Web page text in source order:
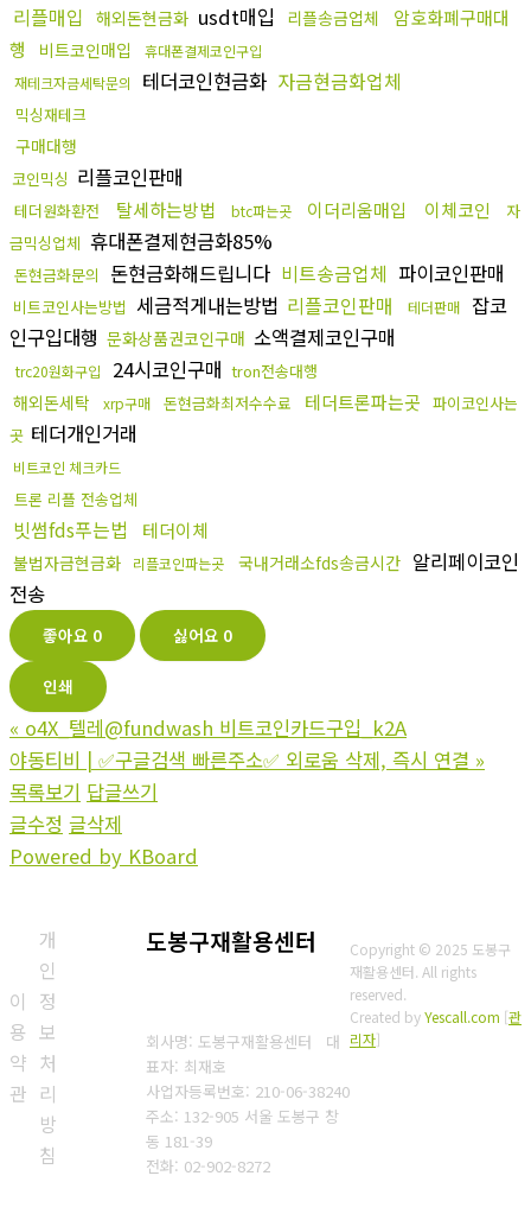
리플매입 해외돈현금화 usdt매입 리플송금업체
암호화폐구매대
행
비트코인매입
휴대폰결제코인구입
재테크자금세탁문의
테더코인현금화 자금현금화업체
믹싱재테크
구매대행
코인믹싱 리플코인판매
테더원화환전 탈세하는방법 btc파는곳 이더리움매입 이체코인
자
금믹싱업체 휴대폰결제현금화85%
돈현금화문의 돈현금화해드립니다 비트송금업체 파이코인판매
비트코인사는방법 세금적게내는방법 리플코인판매 테더판매
잡코
인구입대행 문화상품권코인구매 소액결제코인구매
trc20원화구입 24시코인구매 tron전송대행
해외돈세탁 xrp구매 돈현금화최저수수료 테더트론파는곳 파이코인사는
곳 테더개인거래
비트코인 체크카드
트론 리플 전송업체
빗썸fds푸는법 테더이체
불법자금현금화 리플코인파는곳 국내거래소fds송금시간 알리페이코인
전송
좋아요 0 싫어요 0
인쇄
« o4X_텔레@fundwash 비트코인카드구입_k2A
야동티비 | ✅구글검색 빠른주소✅ 외로움 삭제, 즉시 연결 »
목록보기 답글쓰기
글수정 글삭제
Powered by KBoard
이
용
약
관
개
인
정
보
처
리
방
침
도봉구재활용센터
회사명: 도봉구재활용센터 대
표자: 최재호
사업자등록번호: 210-06-38240
주소: 132-905 서울 도봉구 창
동 181-39
전화: 02-902-8272
Copyright © 2025 도봉구
재활용센터. All rights
reserved.
Created byYescall.com [관
리자]